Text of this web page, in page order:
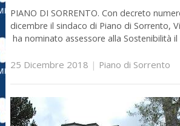
PIANO DI SORRENTO. Con decreto
dicembre il sindaco di Piano di Sorrento,
ha nominato assessore alla Sostenibilità
25 Dicembre 2018 | Piano di Sorrento